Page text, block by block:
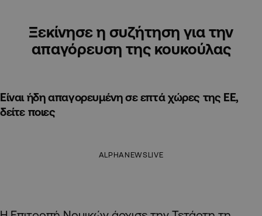
Ξεκίνησε η συζήτηση για την
απαγόρευση της κουκούλας
Είναι ήδη απαγορευμένη σε επτά χώρες της ΕΕ,
δείτε ποιες
ALPHANEWSLIVE